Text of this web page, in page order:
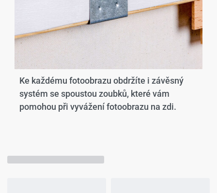
Ke každému fotoobrazu obdržíte i závěsný
systém se spoustou zoubků, které vám
pomohou při vyvážení fotoobrazu na zdi.